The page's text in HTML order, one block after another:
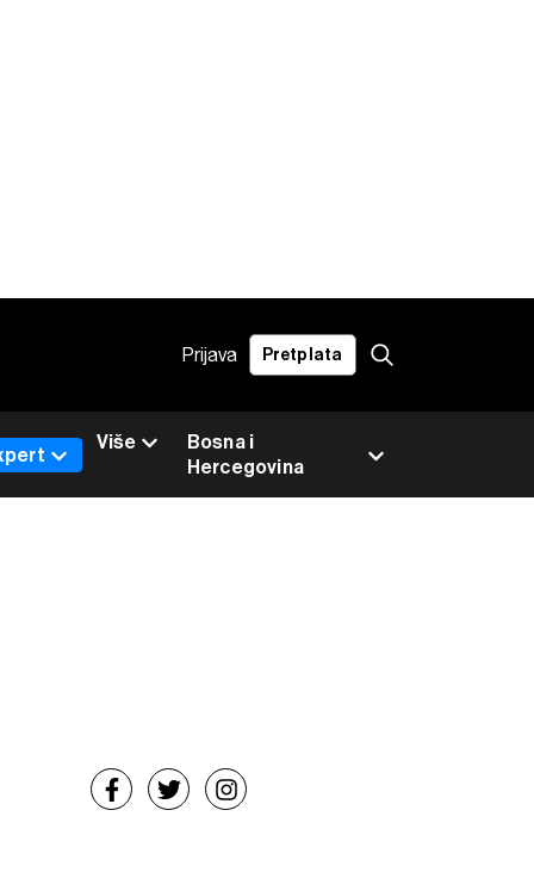
Prijava Pretplata
Bosna i
Hercegovina
Više